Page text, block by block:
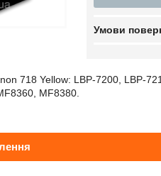
718 Yellow: LBP-7200, LBP-
MF8380.